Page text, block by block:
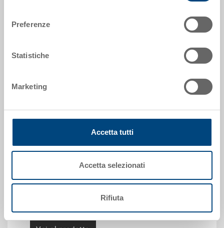
Preferenze
Statistiche
Marketing
Accetta tutti
Accetta selezionati
Rifiuta
Contenitore sistema EUROTEC, fondo a
Dimensioni
Colore
Quantità
da 250 pezzo(i)
su richiesta
EUR 14,93